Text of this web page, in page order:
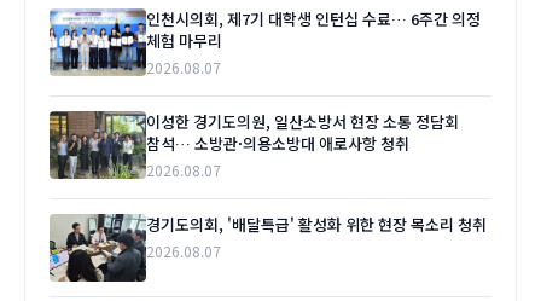
인천시의회, 제7기 대학생 인턴십 수료… 6주간 의정
체험 마무리
2026.08.07
이성한 경기도의원, 일산소방서 현장 소통 정담회
참석… 소방관·의용소방대 애로사항 청취
2026.08.07
경기도의회, '배달특급' 활성화 위한 현장 목소리 청취
2026.08.07